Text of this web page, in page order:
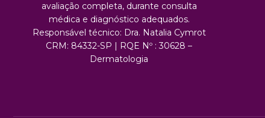
avaliação completa, durante consulta
médica e diagnóstico adequados.
Responsável técnico: Dra. Natalia Cymrot
CRM: 84332-SP | RQE Nº : 30628 –
Dermatologia